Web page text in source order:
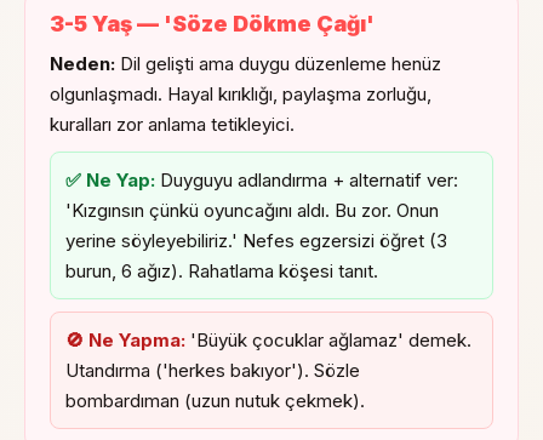
3-5 Yaş — 'Söze Dökme Çağı'
Neden: Dil gelişti ama duygu düzenleme henüz
olgunlaşmadı. Hayal kırıklığı, paylaşma zorluğu,
kuralları zor anlama tetikleyici.
✅ Ne Yap: Duyguyu adlandırma + alternatif ver:
'Kızgınsın çünkü oyuncağını aldı. Bu zor. Onun
yerine söyleyebiliriz.' Nefes egzersizi öğret (3
burun, 6 ağız). Rahatlama köşesi tanıt.
🚫 Ne Yapma: 'Büyük çocuklar ağlamaz' demek.
Utandırma ('herkes bakıyor'). Sözle
bombardıman (uzun nutuk çekmek).